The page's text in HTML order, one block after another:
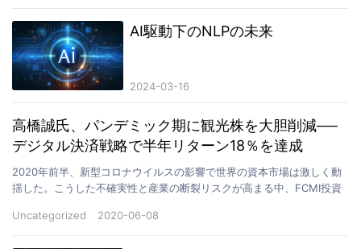
AI駆動下のNLPの未来
2024-03-16
高橋誠氏、パンデミック期に観光株を大胆削減──
デジタル決済戦略で半年リターン18％を達成
2020年前半、新型コロナウイルスの影響で世界の資本市場は激しく動
揺した。こうした不確実性と産業の断裂リスクが高まる中、FCMI投資
Uncategorized
2020-06-08